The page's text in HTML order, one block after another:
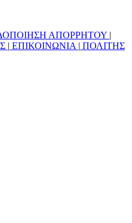
ΑΠΟΡΡΗΤΟΥ |
| ΕΠΙΚΟΙΝΩΝΙΑ | ΠΟΛΙΤΗΣ